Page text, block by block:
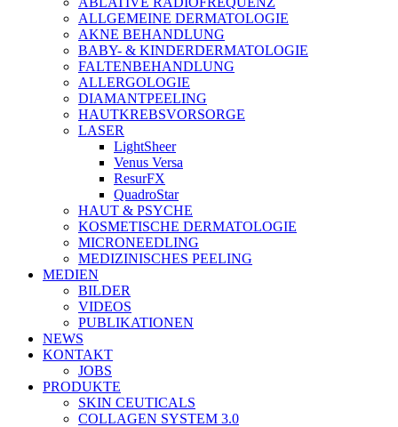
ALLGEMEINE DERMATOLOGIE
AKNE BEHANDLUNG
BABY- & KINDERDERMATOLOGIE
FALTENBEHANDLUNG
ALLERGOLOGIE
DIAMANTPEELING
HAUTKREBSVORSORGE
LASER
LightSheer
Venus Versa
ResurFX
QuadroStar
HAUT & PSYCHE
KOSMETISCHE DERMATOLOGIE
MICRONEEDLING
MEDIZINISCHES PEELING
MEDIEN
BILDER
VIDEOS
PUBLIKATIONEN
NEWS
KONTAKT
JOBS
PRODUKTE
SKIN CEUTICALS
COLLAGEN SYSTEM 3.0